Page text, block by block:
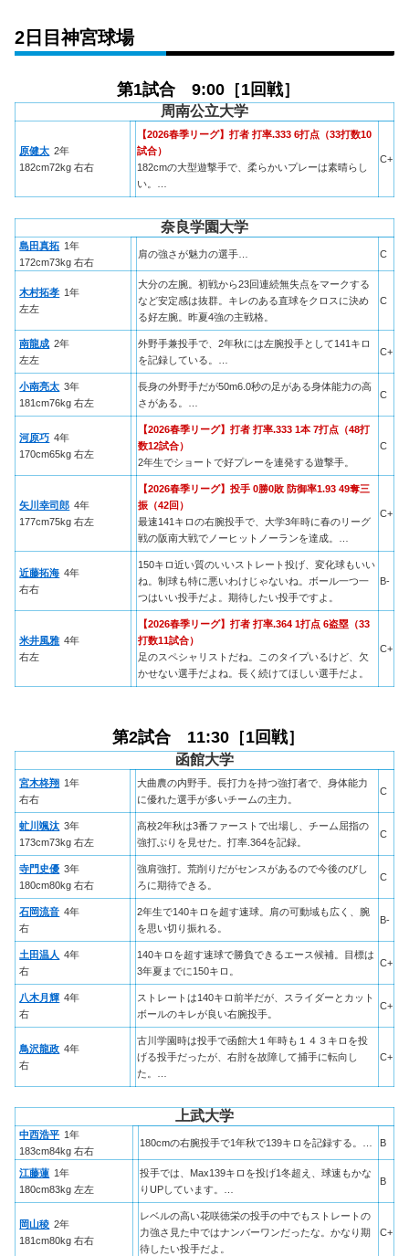
2日目神宮球場
第1試合 9:00［1回戦］
周南公立大学
原健太 2年
182cm72kg 右右
【2026春季リーグ】打者 打率.333 6打点（33打数10
試合）
182cmの大型遊撃手で、柔らかいプレーは素晴らし
い。…
C+
奈良学園大学
島田真拓 1年
172cm73kg 右右
肩の強さが魅力の選手… C
木村拓孝 1年
左左
大分の左腕。初戦から23回連続無失点をマークする
など安定感は抜群。キレのある直球をクロスに決め
る好左腕。昨夏4強の主戦格。
C
南龍成 2年
左左
外野手兼投手で、2年秋には左腕投手として141キロ
を記録している。…
C+
小南亮太 3年
181cm76kg 右左
長身の外野手だが50m6.0秒の足がある身体能力の高
さがある。…
C
河原巧 4年
170cm65kg 右左
【2026春季リーグ】打者 打率.333 1本 7打点（48打
数12試合）
2年生でショートで好プレーを連発する遊撃手。
C
矢川幸司郎 4年
177cm75kg 右左
【2026春季リーグ】投手 0勝0敗 防御率1.93 49奪三
振（42回）
最速141キロの右腕投手で、大学3年時に春のリーグ
戦の阪南大戦でノーヒットノーランを達成。…
C+
近藤拓海 4年
右右
150キロ近い質のいいストレート投げ、変化球もいい
ね。制球も特に悪いわけじゃないね。ボール一つ一
つはいい投手だよ。期待したい投手ですよ。
B-
米井風雅 4年
右左
【2026春季リーグ】打者 打率.364 1打点 6盗塁（33
打数11試合）
足のスペシャリストだね。このタイプいるけど、欠
かせない選手だよね。長く続けてほしい選手だよ。
C+
第2試合 11:30［1回戦］
函館大学
宮木柊翔 1年
右右
大曲農の内野手。長打力を持つ強打者で、身体能力
に優れた選手が多いチームの主力。
C
虻川颯汰 3年
173cm73kg 右左
高校2年秋は3番ファーストで出場し、チーム屈指の
強打ぶりを見せた。打率.364を記録。
C
寺門史優 3年
180cm80kg 右右
強肩強打。荒削りだがセンスがあるので今後のびし
ろに期待できる。
C
石岡流音 4年
右
2年生で140キロを超す速球。肩の可動域も広く、腕
を思い切り振れる。
B-
土田温人 4年
右
140キロを超す速球で勝負できるエース候補。目標は
3年夏までに150キロ。
C+
八木月輝 4年
右
ストレートは140キロ前半だが、スライダーとカット
ボールのキレが良い右腕投手。
C+
鳥沢龍政 4年
右
古川学園時は投手で函館大１年時も１４３キロを投
げる投手だったが、右肘を故障して捕手に転向し
た。…
C+
上武大学
中西浩平 1年
183cm84kg 右右
180cmの右腕投手で1年秋で139キロを記録する。… B
江藤蓮 1年
180cm83kg 左左
投手では、Max139キロを投げ1冬超え、球速もかな
りUPしています。…
B
岡山稜 2年
181cm80kg 右右
レベルの高い花咲徳栄の投手の中でもストレートの
力強さ見た中ではナンバーワンだったな。かなり期
待したい投手だよ。
C+